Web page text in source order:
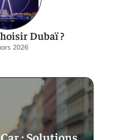
Dubaï ?
2026
: Solutions